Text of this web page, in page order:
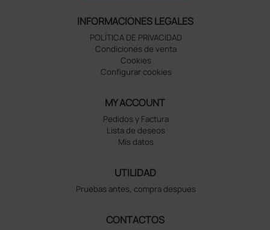
INFORMACIONES LEGALES
POLÍTICA DE PRIVACIDAD
Condiciones de venta
Cookies
Configurar cookies
MY ACCOUNT
Pedidos y Factura
Lista de deseos
Mis datos
UTILIDAD
Pruebas antes, compra despues
CONTACTOS